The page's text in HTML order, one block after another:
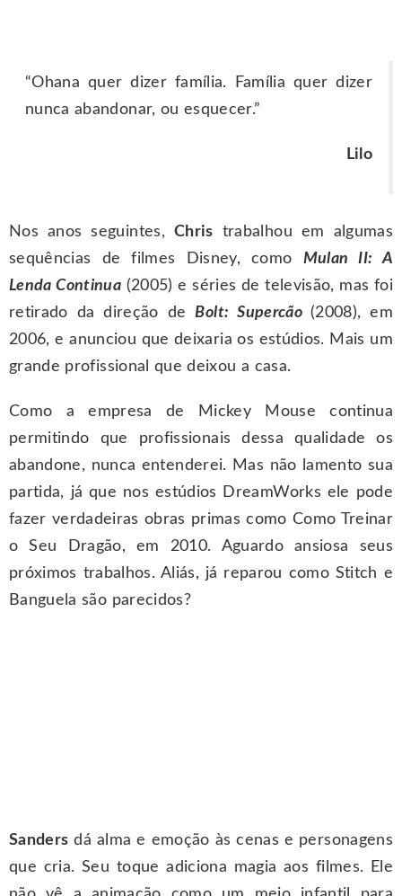
“Ohana quer dizer família. Família quer dizer
nunca abandonar, ou esquecer.”
Lilo
Nos anos seguintes, Chris trabalhou em algumas
sequências de filmes Disney, como Mulan II: A
Lenda Continua (2005) e séries de televisão, mas foi
retirado da direção deBolt: Supercão (2008), em
2006, e anunciou que deixaria os estúdios. Mais um
grande profissional que deixou a casa.
Como a empresa de Mickey Mouse continua
permitindo que profissionais dessa qualidade os
abandone, nunca entenderei. Mas não lamento sua
partida, já que nos estúdios DreamWorks ele pode
fazer verdadeiras obras primas como Como Treinar
o Seu Dragão, em 2010. Aguardo ansiosa seus
próximos trabalhos. Aliás, já reparou como Stitch e
Banguela são parecidos?
Sanders dá alma e emoção às cenas e personagens
que cria. Seu toque adiciona magia aos filmes. Ele